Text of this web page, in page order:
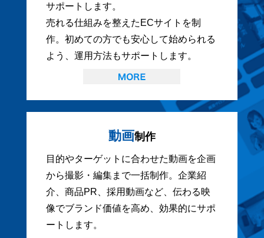
サポートします。
売れる仕組みを整えたECサイトを制
作。初めての方でも安心して始められる
よう、運用方法もサポートします。
動画制作
目的やターゲットに合わせた動画を企画
から撮影・編集まで一括制作。企業紹
介、商品PR、採用動画など、伝わる映
像でブランド価値を高め、効果的にサポ
ートします。